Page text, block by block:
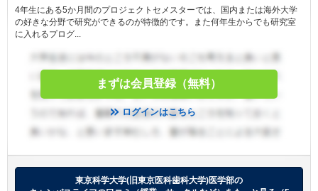
4年生にある5か月間のプロジェクトセメスターでは、国内または海外大学
の好きな分野で研究ができるのが特徴的です。また何年生からでも研究室
に入れるプログ...
まずは会員登録（無料）
ログインはこちら
東京科学大学(旧東京医科歯科大学)医学部の